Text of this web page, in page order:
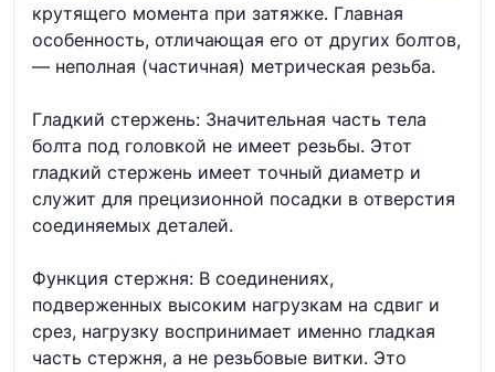
крутящего момента при затяжке. Главная
особенность, отличающая его от других болтов,
— неполная (частичная) метрическая резьба.
Гладкий стержень: Значительная часть тела
болта под головкой не имеет резьбы. Этот
гладкий стержень имеет точный диаметр и
служит для прецизионной посадки в отверстия
соединяемых деталей.
Функция стержня: В соединениях,
подверженных высоким нагрузкам на сдвиг и
срез, нагрузку воспринимает именно гладкая
часть стержня, а не резьбовые витки. Это